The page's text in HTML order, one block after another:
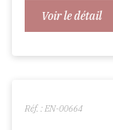
Voir le détail
Réf. : EN-00664